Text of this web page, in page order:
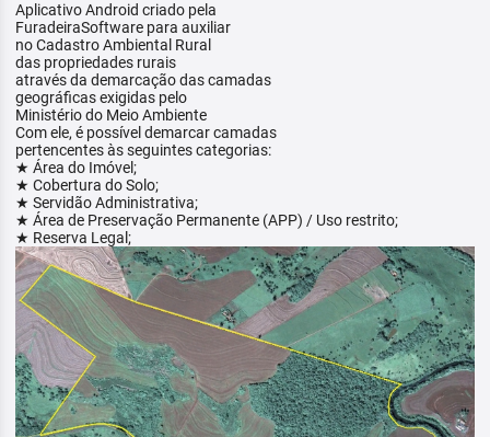
Aplicativo Android criado pela
FuradeiraSoftware para auxiliar
no Cadastro Ambiental Rural
das propriedades rurais
através da demarcação das camadas
geográficas exigidas pelo
Ministério do Meio Ambiente
Com ele, é possível demarcar camadas
pertencentes às seguintes categorias:
★ Área do Imóvel;
★ Cobertura do Solo;
★ Servidão Administrativa;
★ Área de Preservação Permanente (APP) / Uso restrito;
★ Reserva Legal;